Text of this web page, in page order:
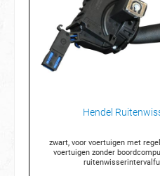
Hendel
zwart, voor voertuigen met
voertuigen zonder